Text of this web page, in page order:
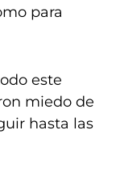
para
este
miedo de
hasta las